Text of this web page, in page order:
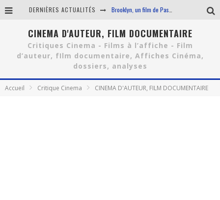
DERNIÈRES ACTUALITÉS
Maryland, un film de Alice Winocour : critique
Box-office France du 16 au 22 septembre 2015
CINEMA D'AUTEUR, FILM DOCUMENTAIRE
Critiques Cinema - Films à l’affiche - Film
d’auteur, fIlm documentaire, Affiches Cinéma,
dossiers, analyses
Accueil Critique Cinema CINEMA D'AUTEUR, FILM DOCUMENTAIRE